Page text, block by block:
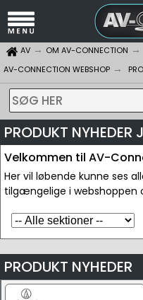
AV OM AV-CONNECTION
AV-CONNECTION WEBSHOP
SØG HER
PRODUKT
Velkommen til AV-
Her vil løbende kunne ses
tilgængelige i webshoppen
PRODUKT NYHEDER